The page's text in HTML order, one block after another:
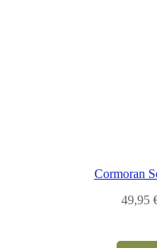
Cormoran
49,95